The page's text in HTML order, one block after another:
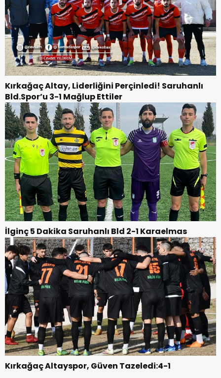
Kırkağaç Altay, Liderliğini Perçinledi! Saruhanlı
Bld.Spor’u 3-1 Mağlup Ettiler
İlginç 5 Dakika Saruhanlı Bld 2-1 Karaelmas
Kırkağaç Altayspor, Güven Tazeledi:4-1